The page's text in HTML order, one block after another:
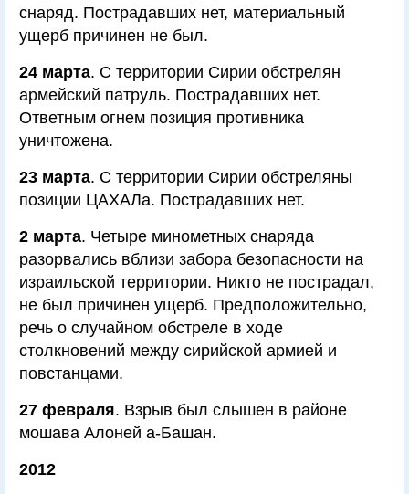
снаряд. Пострадавших нет, материальный
ущерб причинен не был.
24 марта. С территории Сирии обстрелян
армейский патруль. Пострадавших нет.
Ответным огнем позиция противника
уничтожена.
23 марта. С территории Сирии обстреляны
позиции ЦАХАЛа. Пострадавших нет.
2 марта. Четыре минометных снаряда
разорвались вблизи забора безопасности на
израильской территории. Никто не пострадал,
не был причинен ущерб. Предположительно,
речь о случайном обстреле в ходе
столкновений между сирийской армией и
повстанцами.
27 февраля. Взрыв был слышен в районе
мошава Алоней а-Башан.
2012